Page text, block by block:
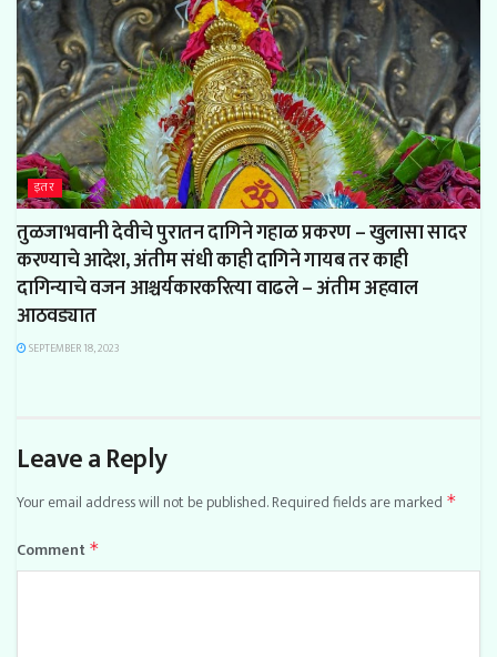
इतर
तुळजाभवानी देवीचे पुरातन दागिने गहाळ प्रकरण – खुलासा सादर
करण्याचे आदेश, अंतीम संधी काही दागिने गायब तर काही
दागिन्याचे वजन आश्चर्यकारकरित्या वाढले – अंतीम अहवाल
आठवड्यात
SEPTEMBER 18, 2023
Leave a Reply
Your email address will not be published.Required fields are marked *
Comment *